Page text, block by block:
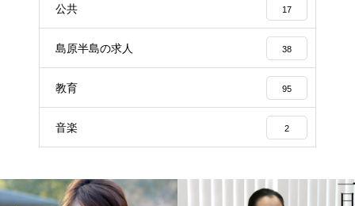
公共 17
島原半島の求人 38
教育 95
音楽 2